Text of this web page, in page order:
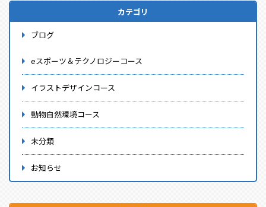
カテゴリ
ブログ
eスポーツ＆テクノロジーコース
イラストデザインコース
動物自然環境コース
未分類
お知らせ